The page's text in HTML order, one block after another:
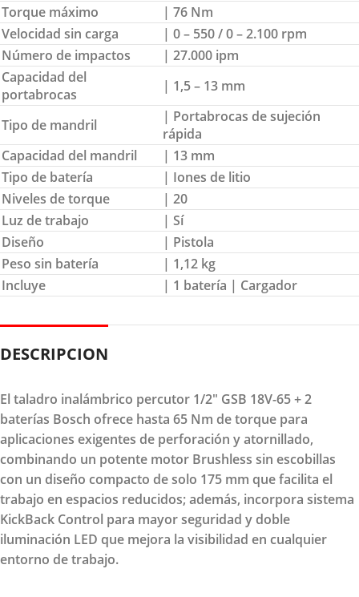
Torque máximo
| 76 Nm
Velocidad sin carga
| 0 – 550 / 0 – 2.100 rpm
Número de impactos
| 27.000 ipm
Capacidad del
portabrocas
| 1,5 – 13 mm
Tipo de mandril
| Portabrocas de sujeción
rápida
Capacidad del mandril
| 13 mm
Tipo de batería
| Iones de litio
Niveles de torque
| 20
Luz de trabajo
| Sí
Diseño
| Pistola
Peso sin batería
| 1,12 kg
Incluye
| 1 batería | Cargador
DESCRIPCION
El taladro inalámbrico percutor 1/2" GSB 18V-65 + 2
baterías Bosch ofrece hasta 65 Nm de torque para
aplicaciones exigentes de perforación y atornillado,
combinando un potente motor Brushless sin escobillas
con un diseño compacto de solo 175 mm que facilita el
trabajo en espacios reducidos; además, incorpora sistema
KickBack Control para mayor seguridad y doble
iluminación LED que mejora la visibilidad en cualquier
entorno de trabajo.